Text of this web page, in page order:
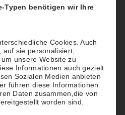
einen besonderen
Sie für Ihre Gäste
einen Tennisplatz beim
einen eigenen Account zu
Typen benötigen wir Ihre
Cookies. Auch
sie personalisiert,
unsere Website zu
Informationen auch gezielt
Sozialen Medien anbieten
führen diese Informationen
Daten zusammen,die von
worden sind.